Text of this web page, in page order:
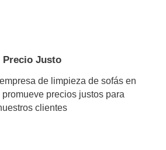
Precio Justo
de limpieza de sofás en
precios justos para
clientes